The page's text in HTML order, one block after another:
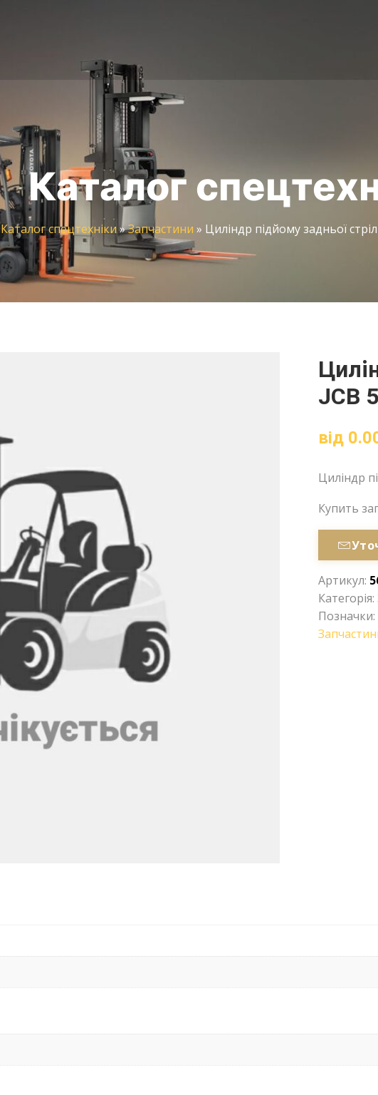
Каталог
Каталог спецтехніки »Запчастини » Циліндр підйому задньої
JCB
від
Циліндр
Купить
Артикул:
Категорія:
Позначки: